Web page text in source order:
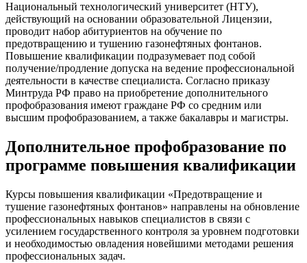
Национальный технологический университет (НТУ),
действующий на основании образовательной Лицензии,
проводит набор абитуриентов на обучение по
предотвращению и тушению газонефтяных фонтанов.
Повышение квалификации подразумевает под собой
получение/продление допуска на ведение профессиональной
деятельности в качестве специалиста. Согласно приказу
Минтруда РФ право на приобретение дополнительного
профобразования имеют граждане РФ со средним или
высшим профобразованием, а также бакалавры и магистры.
Дополнительное профобразование по
программе повышения квалификации
Курсы повышения квалификации «Предотвращение и
тушение газонефтяных фонтанов» направлены на обновление
профессиональных навыков специалистов в связи с
усилением государственного контроля за уровнем подготовки
и необходимостью овладения новейшими методами решения
профессиональных задач.